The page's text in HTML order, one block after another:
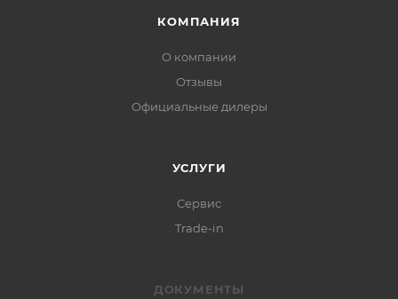
КОМПАНИЯ
О компании
Отзывы
Официальные дилеры
УСЛУГИ
Сервис
Trade-in
ДОКУМЕНТЫ